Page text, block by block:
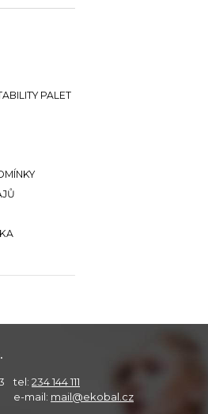
PALET
tel: 234 144 111
e-mail: mail@ekobal.cz